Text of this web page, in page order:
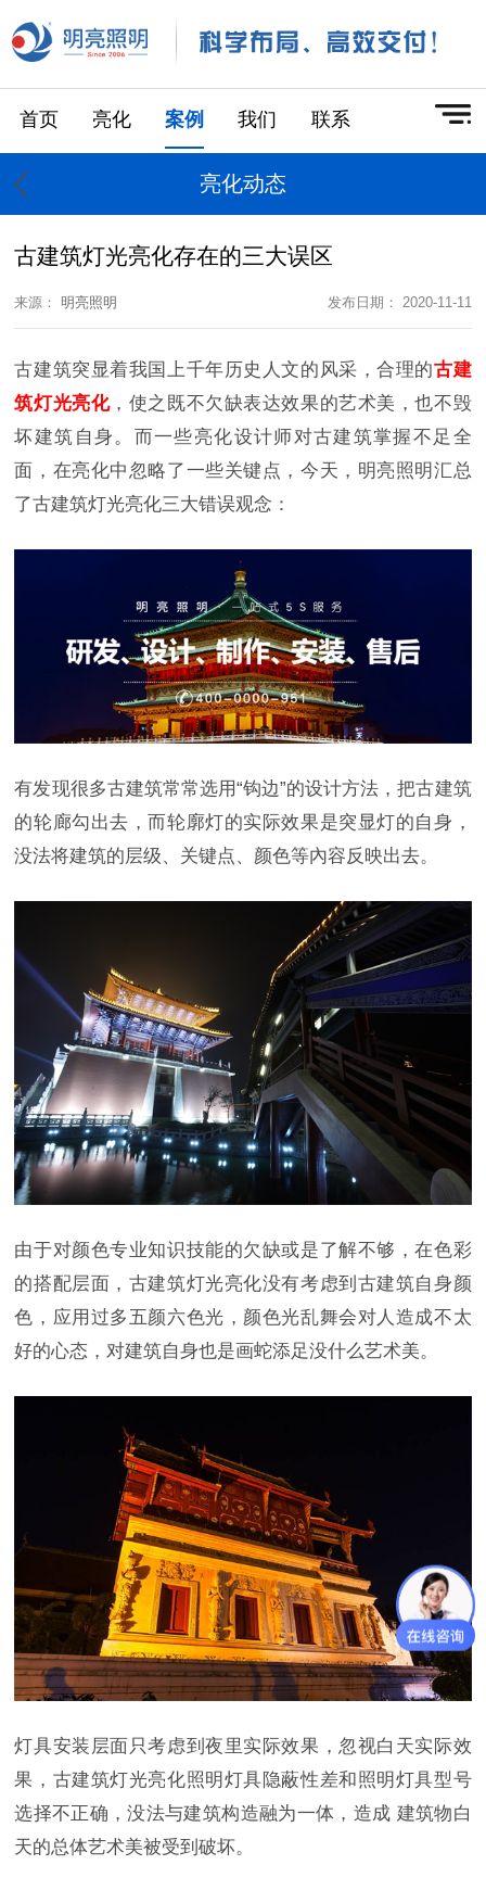
首页 亮化 案例 我们 联系
亮化动态
古建筑灯光亮化存在的三大误区
来源：明亮照明 发布日期： 2020-11-11
古建筑突显着我国上千年历史人文的风采，合理的古建
筑灯光亮化，使之既不欠缺表达效果的艺术美，也不毁
坏建筑自身。而一些亮化设计师对古建筑掌握不足全
面，在亮化中忽略了一些关键点，今天，明亮照明汇总
了古建筑灯光亮化三大错误观念：
有发现很多古建筑常常选用“钩边”的设计方法，把古建筑
的轮廊勾出去，而轮廓灯的实际效果是突显灯的自身，
没法将建筑的层级、关键点、颜色等內容反映出去。
由于对颜色专业知识技能的欠缺或是了解不够，在色彩
的搭配层面，古建筑灯光亮化没有考虑到古建筑自身颜
色，应用过多五颜六色光，颜色光乱舞会对人造成不太
好的心态，对建筑自身也是画蛇添足没什么艺术美。
灯具安装层面只考虑到夜里实际效果，忽视白天实际效
果，古建筑灯光亮化照明灯具隐蔽性差和照明灯具型号
选择不正确，没法与建筑构造融为一体，造成 建筑物白
天的总体艺术美被受到破坏。